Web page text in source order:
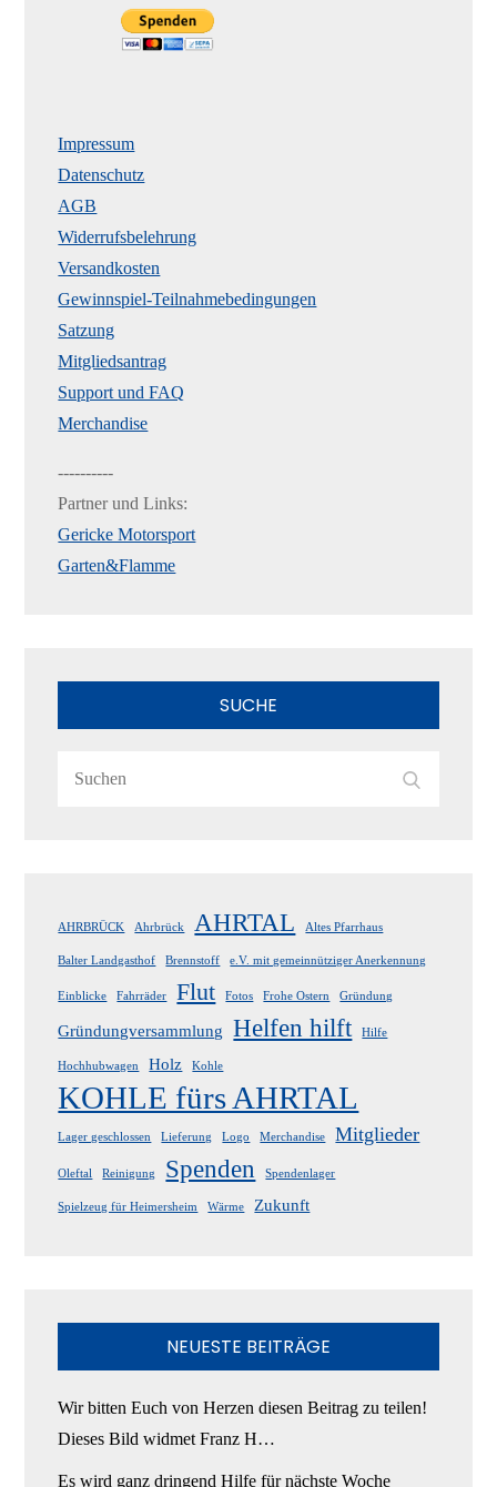
Impressum
Datenschutz
AGB
Widerrufsbelehrung
Versandkosten
Gewinnspiel-Teilnahmebedingungen
Satzung
Mitgliedsantrag
Support und FAQ
Merchandise
----------
Partner und Links:
Gericke Motorsport
Garten&Flamme
SUCHE
AHRBRÜCK Ahrbrück AHRTAL Altes Pfarrhaus
Balter Landgasthof Brennstoff e.V. mit gemeinnütziger Anerkennung
Einblicke Fahrräder Flut Fotos Frohe Ostern Gründung
Gründungversammlung Helfen hilft Hilfe
Hochhubwagen Holz Kohle
KOHLE fürs AHRTAL
Lager geschlossen Lieferung Logo Merchandise Mitglieder
Oleftal Reinigung Spenden Spendenlager
Spielzeug für Heimersheim Wärme Zukunft
NEUESTE BEITRÄGE
Wir bitten Euch von Herzen diesen Beitrag zu teilen!
Dieses Bild widmet Franz H…
Es wird ganz dringend Hilfe für nächste Woche